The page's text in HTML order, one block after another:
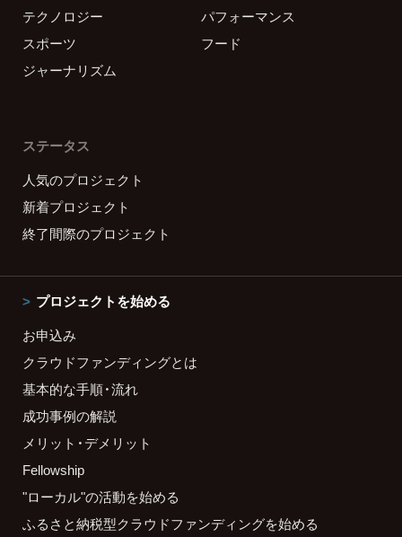
テクノロジー
パフォーマンス
スポーツ
フード
ジャーナリズム
ステータス
人気のプロジェクト
新着プロジェクト
終了間際のプロジェクト
プロジェクトを始める
お申込み
クラウドファンディングとは
基本的な手順・流れ
成功事例の解説
メリット・デメリット
Fellowship
"ローカル"の活動を始める
ふるさと納税型クラウドファンディングを始める